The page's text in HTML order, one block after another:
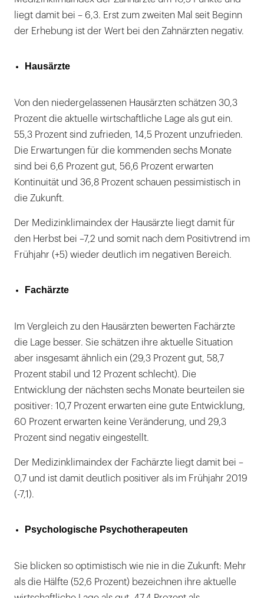
liegt damit bei – 6,3. Erst zum zweiten Mal seit Beginn
der Erhebung ist der Wert bei den Zahnärzten negativ.
Hausärzte
Von den niedergelassenen Hausärzten schätzen 30,3
Prozent die aktuelle wirtschaftliche Lage als gut ein.
55,3 Prozent sind zufrieden, 14,5 Prozent unzufrieden.
Die Erwartungen für die kommenden sechs Monate
sind bei 6,6 Prozent gut, 56,6 Prozent erwarten
Kontinuität und 36,8 Prozent schauen pessimistisch in
die Zukunft.
Der Medizinklimaindex der Hausärzte liegt damit für
den Herbst bei –7,2 und somit nach dem Positivtrend im
Frühjahr (+5) wieder deutlich im negativen Bereich.
Fachärzte
Im Vergleich zu den Hausärzten bewerten Fachärzte
die Lage besser. Sie schätzen ihre aktuelle Situation
aber insgesamt ähnlich ein (29,3 Prozent gut, 58,7
Prozent stabil und 12 Prozent schlecht). Die
Entwicklung der nächsten sechs Monate beurteilen sie
positiver: 10,7 Prozent erwarten eine gute Entwicklung,
60 Prozent erwarten keine Veränderung, und 29,3
Prozent sind negativ eingestellt.
Der Medizinklimaindex der Fachärzte liegt damit bei –
0,7 und ist damit deutlich positiver als im Frühjahr 2019
(-7,1).
Psychologische Psychotherapeuten
Sie blicken so optimistisch wie nie in die Zukunft: Mehr
als die Hälfte (52,6 Prozent) bezeichnen ihre aktuelle